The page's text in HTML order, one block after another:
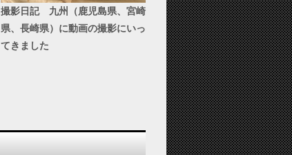
撮影日記 九州（鹿児島県、宮崎
県、長崎県）に動画の撮影にいっ
てきました